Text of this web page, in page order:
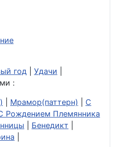
год Удачи
:
Мрамор(паттерн)
С
Рождением Племянника
Бенедикт